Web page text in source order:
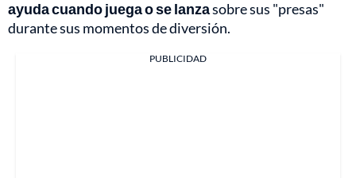
ayuda cuando juega o se lanzasobre sus "presas"
durante sus momentos de diversión.
PUBLICIDAD